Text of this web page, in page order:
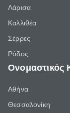
Λάρισα
Καλλιθέα
Σέρρες
Ρόδος
Ονομαστικός
Αθήνα
Θεσσαλονίκη